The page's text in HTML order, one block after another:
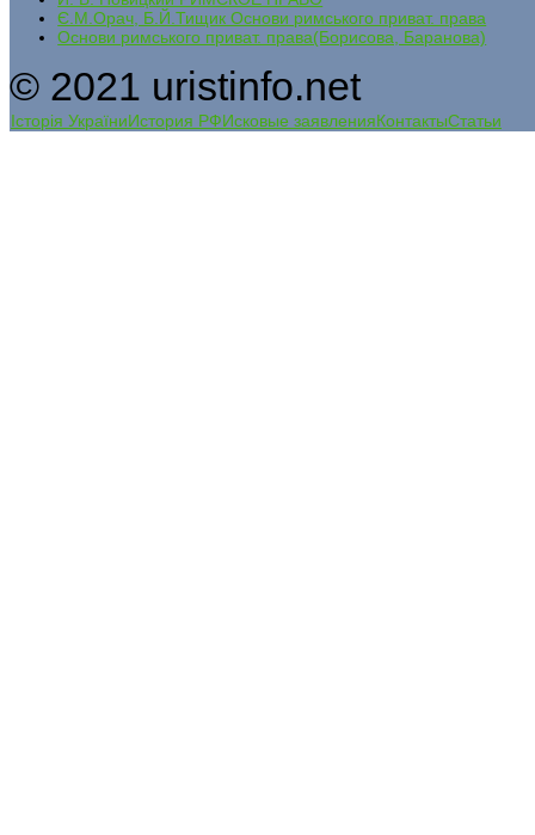
Є.М.Орач, Б.Й.Тищик Основи римського приват. права
Основи римського приват. права(Борисова, Баранова)
© 2021 uristinfo.net
Історія УкраїниИстория РФИсковые заявленияКонтактыСтатьи